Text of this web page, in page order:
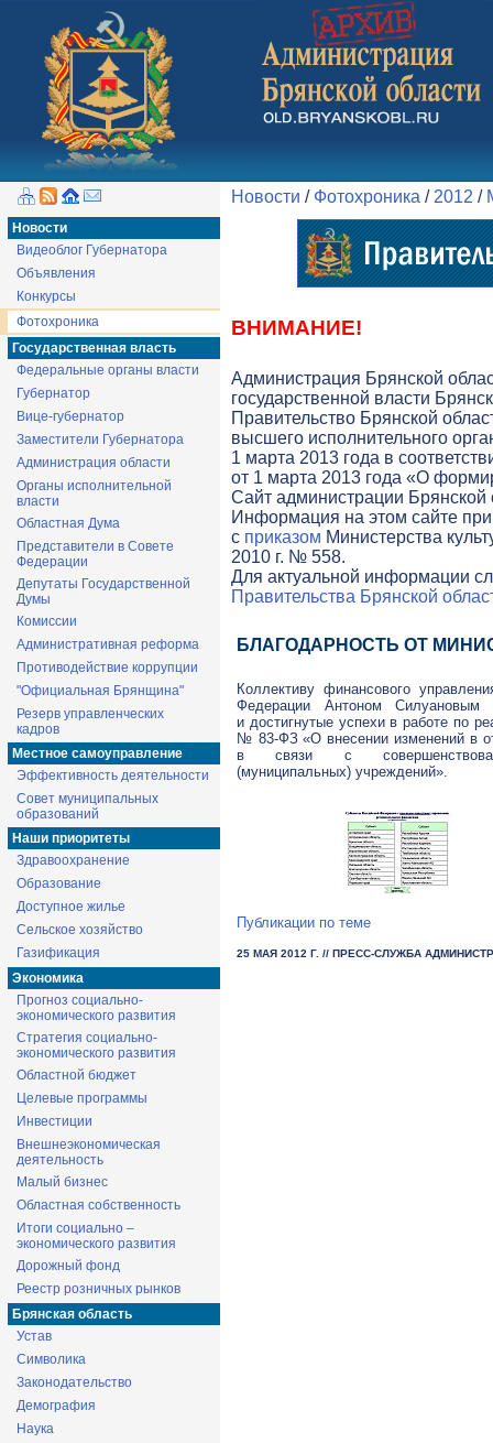
Новости
Видеоблог Губернатора
Объявления
Конкурсы
Фотохроника
Государственная власть
Федеральные органы власти
Губернатор
Вице-губернатор
Заместители Губернатора
Администрация области
Органы исполнительной
власти
Областная Дума
Представители в Совете
Федерации
Депутаты Государственной
Думы
Комиссии
Административная реформа
Противодействие коррупции
"Официальная Брянщина"
Резерв управленческих
кадров
Местное самоуправление
Эффективность деятельности
Совет муниципальных
образований
Наши приоритеты
Здравоохранение
Образование
Доступное жилье
Сельское хозяйство
Газификация
Экономика
Прогноз социально-
экономического развития
Стратегия социально-
экономического развития
Областной бюджет
Целевые программы
Инвестиции
Внешнеэкономическая
деятельность
Малый бизнес
Областная собственность
Итоги социально –
экономического развития
Дорожный фонд
Реестр розничных рынков
Брянская область
Устав
Символика
Законодательство
Демография
Наука
Новости / Фотохроника / 2012 /
ВНИМАНИЕ!
Администрация Брянской
государственной власти
Правительство Брянской
высшего исполнительного
1 марта 2013 года в
от 1 марта 2013 года «О
Cайт администрации Брянской
Информация на этом сайте
с приказом Министерства
2010 г. № 558.
Для актуальной информации
Правительства Брянской
БЛАГОДАРНОСТЬ ОТ
Коллективу финансового
Федерации Антоном Силуановым
и достигнутые успехи в работе по
№ 83-ФЗ«О внесении изменений в
в связи с
(муниципальных) учреждений».
Публикации по теме
25 МАЯ 2012 Г. // ПРЕСС-СЛУЖБА